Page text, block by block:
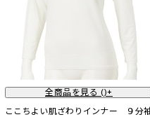
全商品を見る ()+
ここちよい肌ざわりインナー ９分